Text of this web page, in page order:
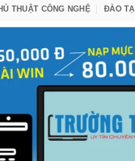
THUẬT CÔNG NGHỆ ĐÀO